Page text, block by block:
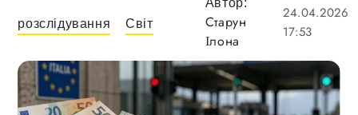
розслідування Світ
Автор:
Старун
Ілона
24.04.2026
17:53